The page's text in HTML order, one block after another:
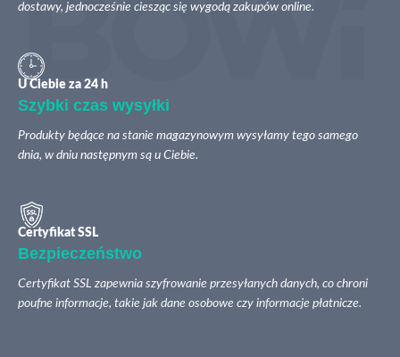
dostawy, jednocześnie ciesząc się wygodą zakupów online.
U Ciebie za 24 h
Szybki czas wysyłki
Produkty będące na stanie magazynowym wysyłamy tego samego
dnia, w dniu następnym są u Ciebie.
Certyfikat SSL
Bezpieczeństwo
Certyfikat SSL zapewnia szyfrowanie przesyłanych danych, co chroni
poufne informacje, takie jak dane osobowe czy informacje płatnicze.